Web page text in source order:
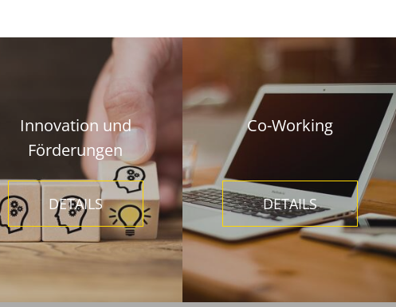
Innovation und
Förderungen
DETAILS
Co-Working
DETAILS